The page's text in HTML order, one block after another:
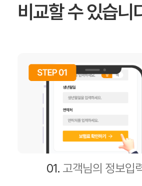
비교할 수 있습니
01. 고객님의 정보입